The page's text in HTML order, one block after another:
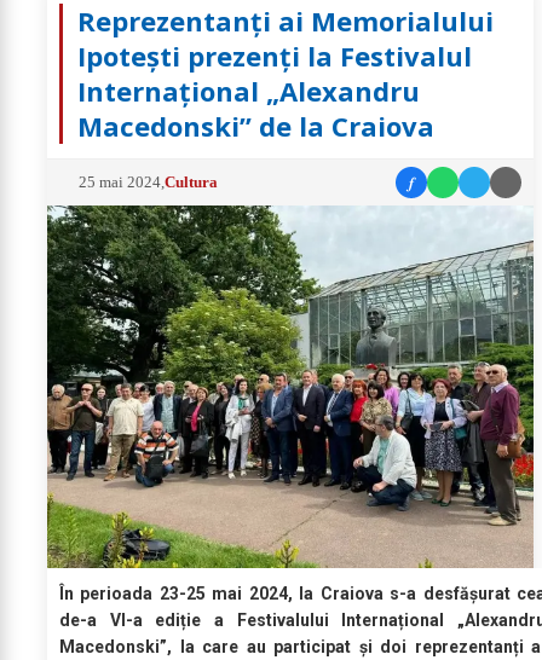
Reprezentanți ai Memorialului
Ipotești prezenți la Festivalul
Internațional „Alexandru
Macedonski” de la Craiova
25 mai 2024 ,Cultura f
În perioada 23-25 mai 2024, la Craiova s-a desfășurat
de-a VI-a ediție a Festivalului Internațional
Macedonski”, la care au participat și doi reprezentanți